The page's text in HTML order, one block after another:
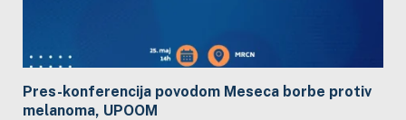
Pres-konferencija povodom Meseca borbe protiv
melanoma, UPOOM